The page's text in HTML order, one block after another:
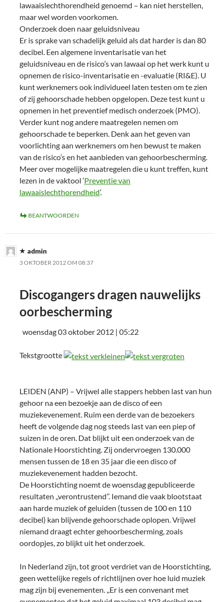
lawaaislechthorendheid genoemd – kan niet herstellen,
maar wel worden voorkomen.
Onderzoek doen naar geluidsniveau
Er is sprake van schadelijk geluid als dat harder is dan 80
decibel. Een algemene inventarisatie van het
geluidsniveau en de risico’s van lawaai op het werk kunt u
opnemen de risico-inventarisatie en -evaluatie (RI&E). U
kunt werknemers ook individueel laten testen om te zien
of zij gehoorschade hebben opgelopen. Deze test kunt u
opnemen in het preventief medisch onderzoek (PMO).
Verder kunt nog andere maatregelen nemen om
gehoorschade te beperken. Denk aan het geven van
voorlichting aan werknemers om hen bewust te maken
van de risico’s en het aanbieden van gehoorbescherming.
Meer over mogelijke maatregelen die u kunt treffen, kunt
lezen in de vaktool ‘Preventie van
lawaaislechthorendheid’.
BEANTWOORDEN
admin
3 OKTOBER 2012 OM 08:37
Discogangers dragen nauwelijks
oorbescherming
woensdag 03 oktober 2012 | 05:22
Tekstgrootte
LEIDEN (ANP) – Vrijwel alle stappers hebben last van hun
gehoor na een bezoekje aan de disco of een
muziekevenement. Ruim een derde van de bezoekers
heeft de volgende dag nog steeds last van een piep of
suizen in de oren. Dat blijkt uit een onderzoek van de
Nationale Hoorstichting. Zij ondervroegen 130.000
mensen tussen de 18 en 35 jaar die een disco of
muziekevenement hadden bezocht.
De Hoorstichting noemt de woensdag gepubliceerde
resultaten ,,verontrustend’’. Iemand die vaak blootstaat
aan harde muziek of geluiden (tussen de 100 en 110
decibel) kan blijvende gehoorschade oplopen. Vrijwel
niemand draagt echter gehoorbescherming, zoals
oordopjes, zo blijkt uit het onderzoek.
In Nederland zijn, tot groot verdriet van de Hoorstichting,
geen wettelijke regels of richtlijnen over hoe luid muziek
mag zijn bij evenementen. ,,Er is een convenant met